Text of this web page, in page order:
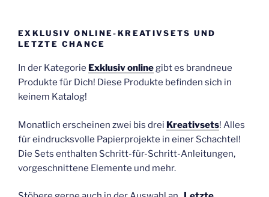
EXKLUSIV ONLINE-KREATIVSETS UND
LETZTE CHANCE
In der Kategorie Exklusiv onlinegibt es brandneue
Produkte für Dich! Diese Produkte befinden sich in
keinem Katalog!
Monatlich erscheinen zwei bis drei Kreativsets! Alles
für eindrucksvolle Papierprojekte in einer Schachtel!
Die Sets enthalten Schritt-für-Schritt-Anleitungen,
vorgeschnittene Elemente und mehr.